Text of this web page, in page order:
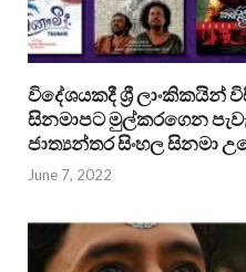
විදේශයකදී ශ්‍රී ලාංකිකයින්
සිනමාපට මුල්කරගෙන
ජාත්‍යන්තර සිංහල සිනමා
June 7, 2022